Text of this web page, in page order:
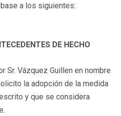
a los siguientes:
DE HECHO
Sr. Vázquez Guillen en nombre
la adopción de la medida
y que se considera